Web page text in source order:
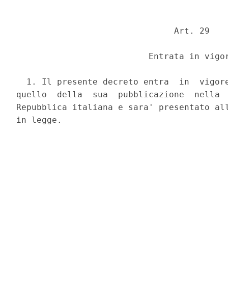
                               Art. 29
Entrata in
1. Il presente decreto entra  in
quello  della  sua  pubblicazione
Repubblica italiana e sara' presentato